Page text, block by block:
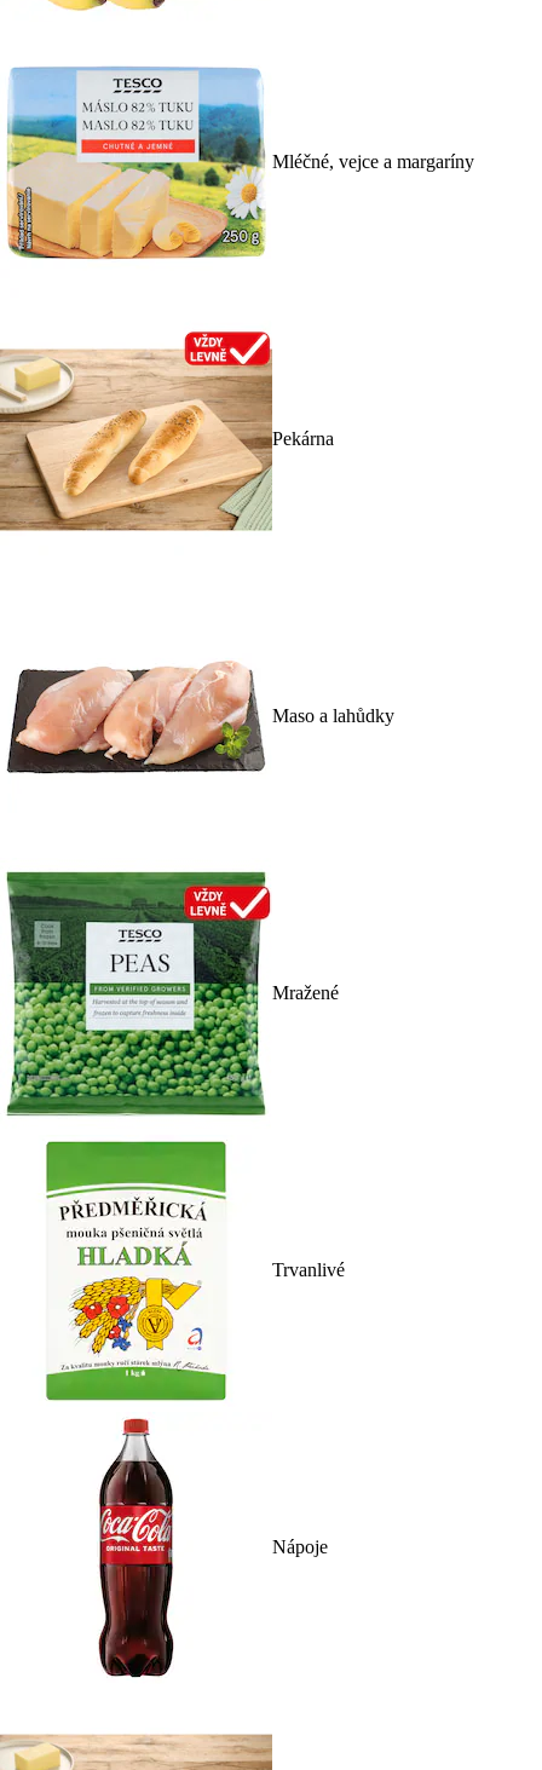
Mléčné, vejce a margaríny
Pekárna
Maso a lahůdky
Mražené
Trvanlivé
Nápoje